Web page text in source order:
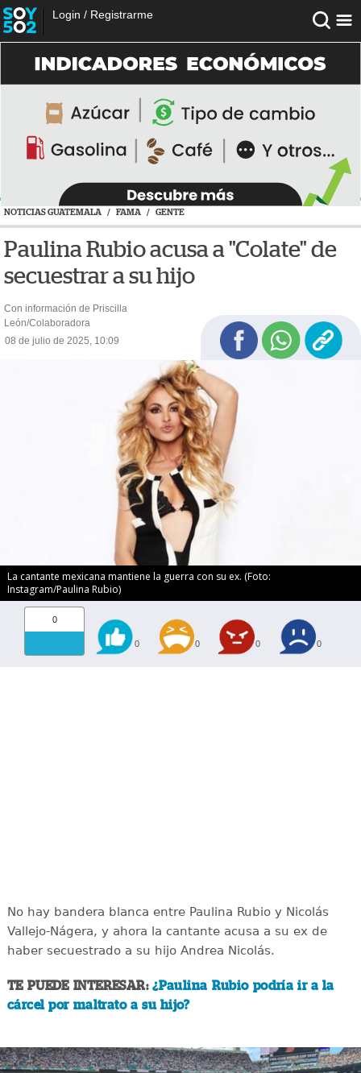
Login / Registrarme
NOTICIAS GUATEMALA / FAMA / GENTE
Paulina Rubio acusa a "Colate" de
secuestrar a su hijo
Con información de Priscilla
León/Colaboradora
08 de julio de 2025, 10:09
La cantante mexicana mantiene la guerra con su ex. (Foto:
Instagram/Paulina Rubio)
0
0 0 0 0
No hay bandera blanca entre Paulina Rubio y Nicolás
Vallejo-Nágera, y ahora la cantante acusa a su ex de
haber secuestrado a su hijo Andrea Nicolás.
TE PUEDE INTERESAR:¿Paulina Rubio podría ir a la
cárcel por maltrato a su hijo?